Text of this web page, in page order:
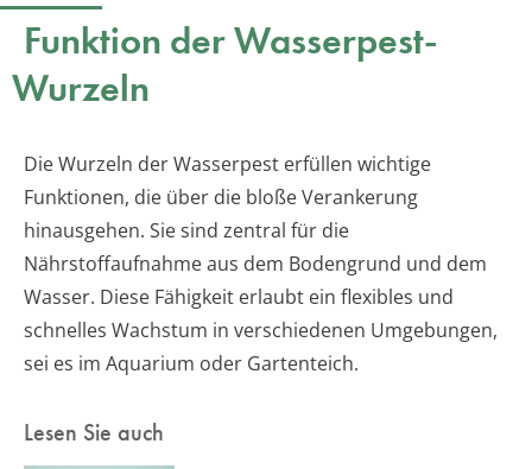
Funktion der Wasserpest-
Wurzeln
Die Wurzeln der Wasserpest erfüllen wichtige
Funktionen, die über die bloße Verankerung
hinausgehen. Sie sind zentral für die
Nährstoffaufnahme aus dem Bodengrund und dem
Wasser. Diese Fähigkeit erlaubt ein flexibles und
schnelles Wachstum in verschiedenen Umgebungen,
sei es im Aquarium oder Gartenteich.
Lesen Sie auch